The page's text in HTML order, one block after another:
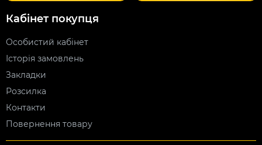
Кабінет покупця
Особистий кабінет
Історія замовлень
Закладки
Розсилка
Контакти
Повернення товару